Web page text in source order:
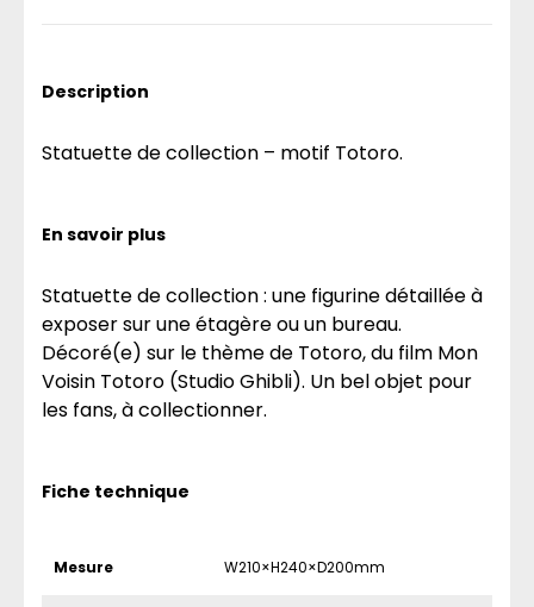
Description
Statuette de collection – motif Totoro.
En savoir plus
Statuette de collection : une figurine détaillée à
exposer sur une étagère ou un bureau.
Décoré(e) sur le thème de Totoro, du film Mon
Voisin Totoro (Studio Ghibli). Un bel objet pour
les fans, à collectionner.
Fiche technique
Mesure W210×H240×D200mm